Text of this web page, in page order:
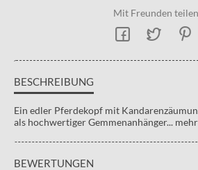
Mit Freunden teilen
BESCHREIBUNG
Ein edler Pferdekopf mit
als hochwertiger Gemmenanhänger... mehr
BEWERTUNGEN